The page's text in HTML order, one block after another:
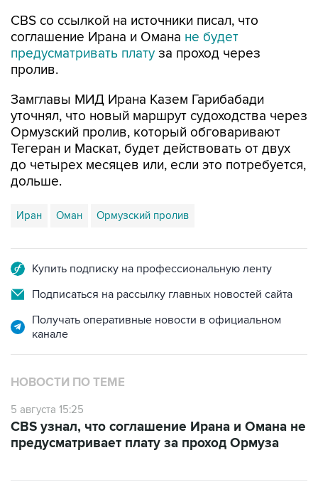
CBS со ссылкой на источники писал, что
соглашение Ирана и Омана не будет
предусматривать плату за проход через
пролив.
Замглавы МИД Ирана Казем Гарибабади
уточнял, что новый маршрут судоходства через
Ормузский пролив, который обговаривают
Тегеран и Маскат, будет действовать от двух
до четырех месяцев или, если это потребуется,
дольше.
Иран Оман Ормузский пролив
Купить подписку на профессиональную ленту
Подписаться на рассылку главных новостей сайта
Получать оперативные новости в официальном
канале
НОВОСТИ ПО ТЕМЕ
5 августа 15:25
CBS узнал, что соглашение Ирана и Омана не
предусматривает плату за проход Ормуза